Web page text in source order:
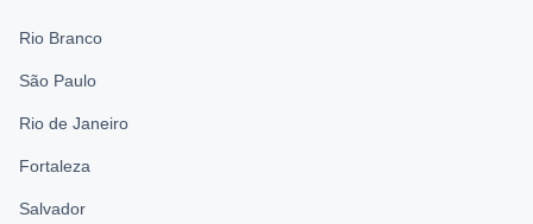
Rio Branco
São Paulo
Rio de Janeiro
Fortaleza
Salvador